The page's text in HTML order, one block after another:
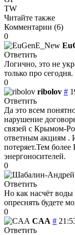
TW
Читайте также
Комментарии (6)
0
Ответить
Логично, это не
только про сегодня.
0
ribolov #
Ответить
Да это всем
нарушение
связей с Крымом-
ответным акциям .
потеряет.Тем более
энергоносителей.
0
Ответить
Но как насчёт
опреснять будете
0
CAA #
Ответить